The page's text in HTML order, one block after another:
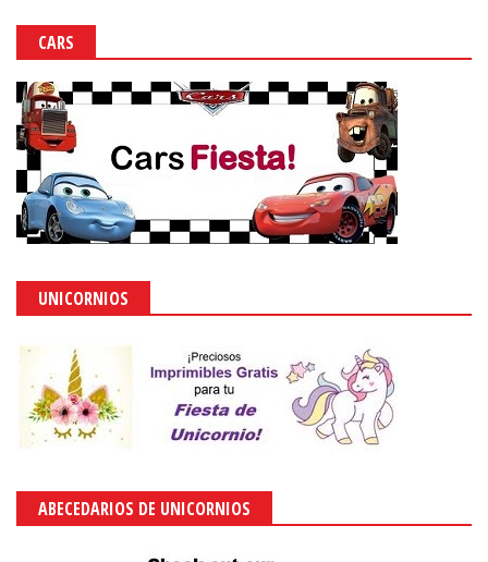
CARS
UNICORNIOS
ABECEDARIOS DE UNICORNIOS